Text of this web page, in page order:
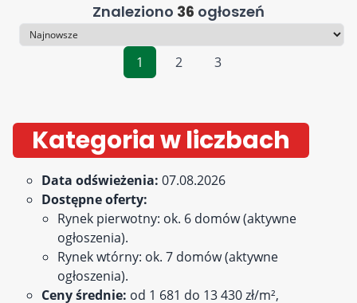
Znaleziono 36 ogłoszeń
Sortowanie
1
2 3
Kategoria w liczbach
Data odświeżenia: 07.08.2026
Dostępne oferty:
Rynek pierwotny: ok. 6 domów (aktywne
ogłoszenia).
Rynek wtórny: ok. 7 domów (aktywne
ogłoszenia).
Ceny średnie: od 1 681 do 13 430 zł/m²,